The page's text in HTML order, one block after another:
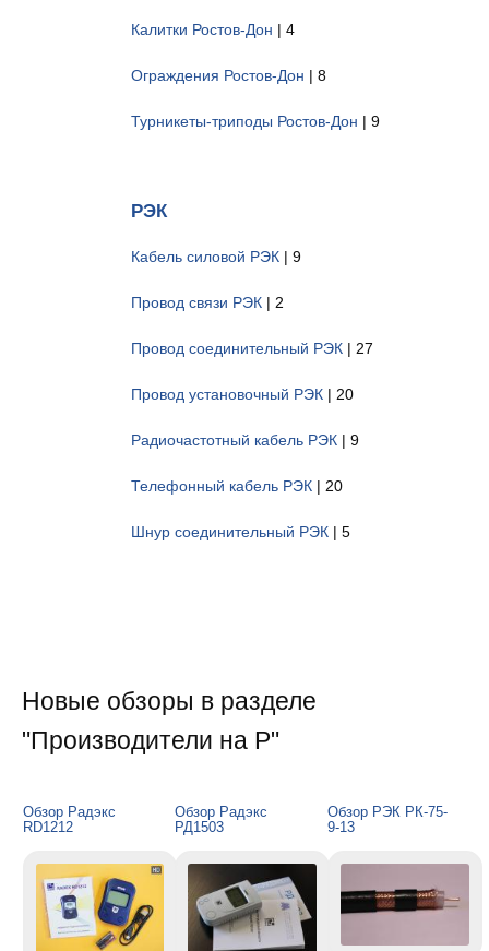
Калитки Ростов-Дон | 4
Ограждения Ростов-Дон | 8
Турникеты-триподы Ростов-Дон | 9
РЭК
Кабель силовой РЭК | 9
Провод связи РЭК | 2
Провод соединительный РЭК | 27
Провод установочный РЭК | 20
Радиочастотный кабель РЭК | 9
Телефонный кабель РЭК | 20
Шнур соединительный РЭК | 5
Новые обзоры в разделе
"Производители на Р"
Обзор Радэкс
RD1212
Обзор Радэкс
РД1503
Обзор РЭК РК-75-
9-13